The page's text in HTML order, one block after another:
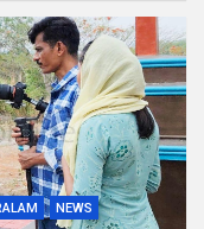
NEWS